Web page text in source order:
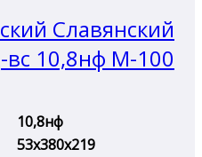
Славянский
10,8нф М-100
10,8нф
53х380х219